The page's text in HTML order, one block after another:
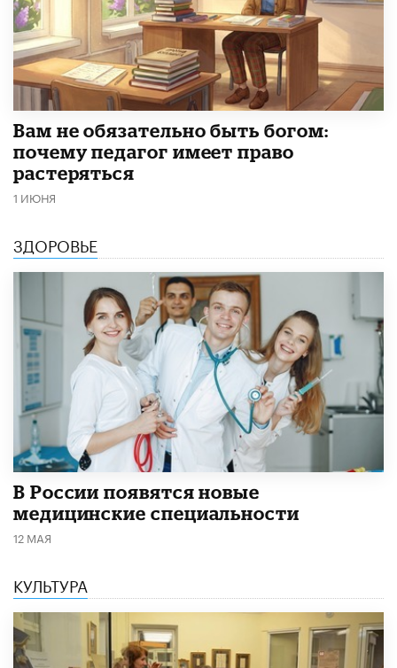
​Вам не обязательно быть богом:
почему педагог имеет право
растеряться
1 ИЮНЯ
ЗДОРОВЬЕ
В России появятся новые
медицинские специальности
12 МАЯ
КУЛЬТУРА